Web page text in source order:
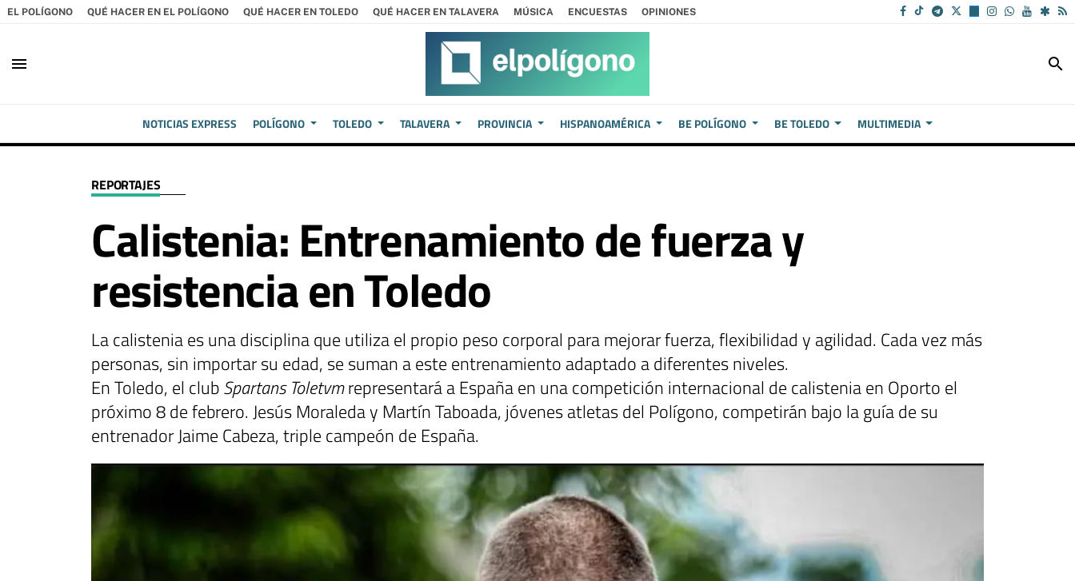
EL POLÍGONO QUÉ HACER EN EL POLÍGONO QUÉ HACER EN TOLEDO QUÉ HACER EN TALAVERA MÚSICA ENCUESTAS OPINIONES
menu search
NOTICIAS EXPRESS POLÍGONO TOLEDO TALAVERA PROVINCIA HISPANOAMÉRICA BE POLÍGONO BE TOLEDO MULTIMEDIA
REPORTAJES
Calistenia: Entrenamiento de fuerza y
resistencia en Toledo
La calistenia es una disciplina que utiliza el propio peso corporal para mejorar fuerza, flexibilidad y agilidad. Cada vez más
personas, sin importar su edad, se suman a este entrenamiento adaptado a diferentes niveles.
En Toledo, el clubSpartans Toletvmrepresentará a España en una competición internacional de calistenia en Oporto el
próximo 8 de febrero. Jesús Moraleda y Martín Taboada, jóvenes atletas del Polígono, competirán bajo la guía de su
entrenador Jaime Cabeza, triple campeón de España.